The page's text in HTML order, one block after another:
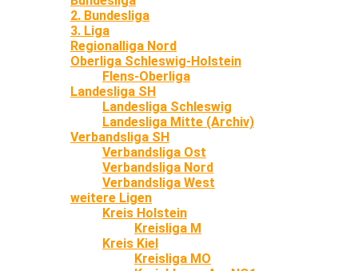
2. Bundesliga
3. Liga
Regionalliga Nord
Oberliga Schleswig-Holstein
Flens-Oberliga
Landesliga SH
Landesliga Schleswig
Landesliga Mitte (Archiv)
Verbandsliga SH
Verbandsliga Ost
Verbandsliga Nord
Verbandsliga West
weitere Ligen
Kreis Holstein
Kreisliga M
Kreis Kiel
Kreisliga MO